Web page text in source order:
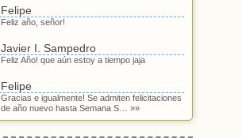
Felipe
Feliz año, señor!
Javier I. Sampedro
Feliz Año! que aún estoy a tiempo jaja
Felipe
Gracias e igualmente! Se admiten felicitaciones
de año nuevo hasta Semana S… »»